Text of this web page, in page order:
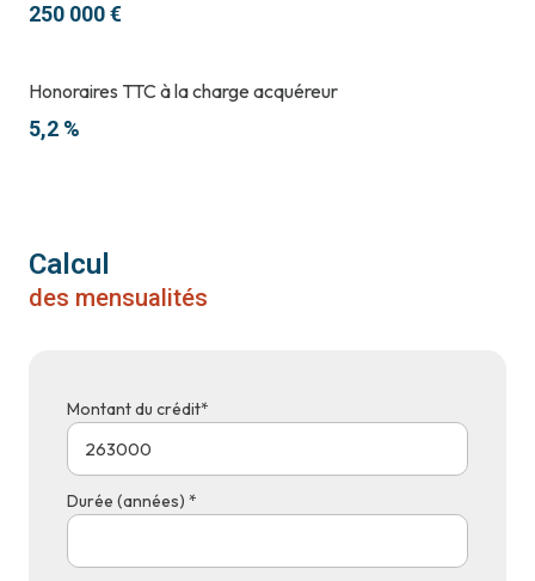
250 000 €
Honoraires TTC à la charge acquéreur
5,2 %
Calcul
des mensualités
Montant du crédit*
Durée (années) *